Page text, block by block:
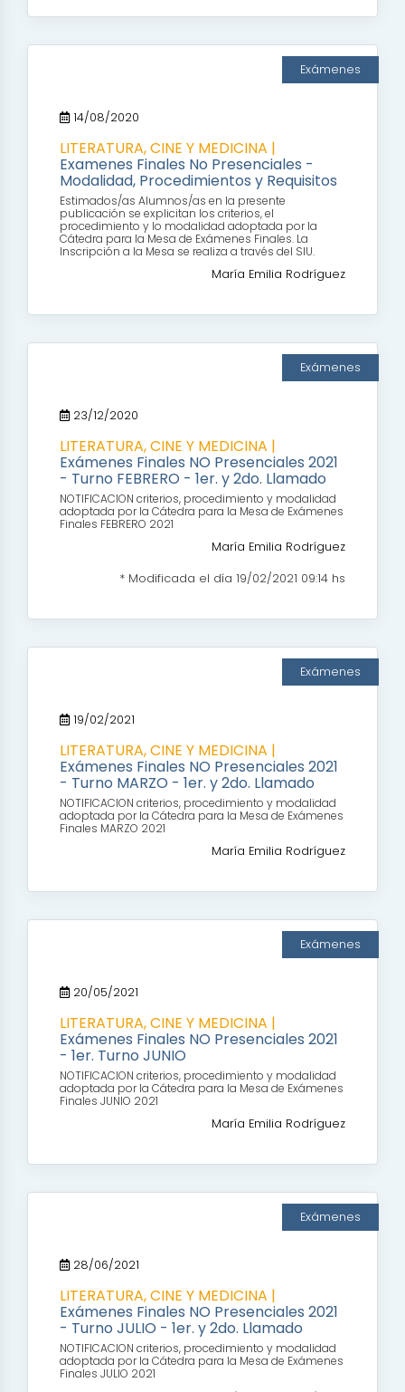
Exámenes
14/08/2020
LITERATURA, CINE Y MEDICINA |
Examenes Finales No Presenciales -
Modalidad, Procedimientos y Requisitos
Estimados/as Alumnos/as en la presente
publicación se explicitan los criterios, el
procedimiento y lo modalidad adoptada por la
Cátedra para la Mesa de Exámenes Finales. La
Inscripción a la Mesa se realiza a través del SIU.
María Emilia Rodríguez
Exámenes
23/12/2020
LITERATURA, CINE Y MEDICINA |
Exámenes Finales NO Presenciales 2021
- Turno FEBRERO - 1er. y 2do. Llamado
NOTIFICACION criterios, procedimiento y modalidad
adoptada por la Cátedra para la Mesa de Exámenes
Finales FEBRERO 2021
María Emilia Rodríguez
* Modificada el día 19/02/2021 09:14 hs
Exámenes
19/02/2021
LITERATURA, CINE Y MEDICINA |
Exámenes Finales NO Presenciales 2021
- Turno MARZO - 1er. y 2do. Llamado
NOTIFICACION criterios, procedimiento y modalidad
adoptada por la Cátedra para la Mesa de Exámenes
Finales MARZO 2021
María Emilia Rodríguez
Exámenes
20/05/2021
LITERATURA, CINE Y MEDICINA |
Exámenes Finales NO Presenciales 2021
- 1er. Turno JUNIO
NOTIFICACION criterios, procedimiento y modalidad
adoptada por la Cátedra para la Mesa de Exámenes
Finales JUNIO 2021
María Emilia Rodríguez
Exámenes
28/06/2021
LITERATURA, CINE Y MEDICINA |
Exámenes Finales NO Presenciales 2021
- Turno JULIO - 1er. y 2do. Llamado
NOTIFICACION criterios, procedimiento y modalidad
adoptada por la Cátedra para la Mesa de Exámenes
Finales JULIO 2021